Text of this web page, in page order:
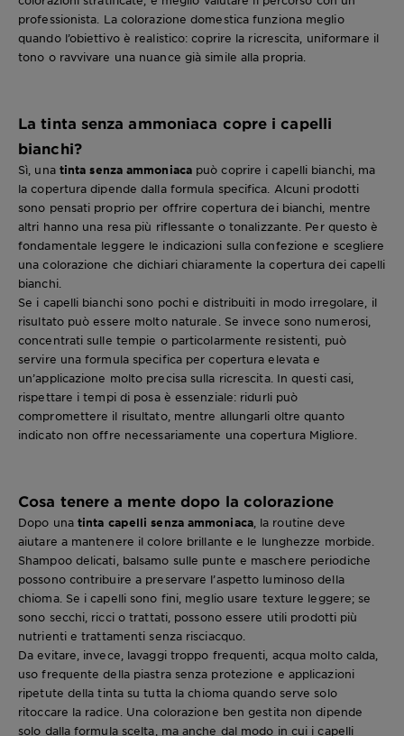
professionista. La colorazione domestica funziona meglio
quando l’obiettivo è realistico: coprire la ricrescita, uniformare il
tono o ravvivare una nuance già simile alla propria.
La tinta senza ammoniaca copre i capelli
bianchi?
Sì, una tinta senza ammoniacapuò coprire i capelli bianchi, ma
la copertura dipende dalla formula specifica. Alcuni prodotti
sono pensati proprio per offrire copertura dei bianchi, mentre
altri hanno una resa più riflessante o tonalizzante. Per questo è
fondamentale leggere le indicazioni sulla confezione e scegliere
una colorazione che dichiari chiaramente la copertura dei capelli
bianchi.
Se i capelli bianchi sono pochi e distribuiti in modo irregolare, il
risultato può essere molto naturale. Se invece sono numerosi,
concentrati sulle tempie o particolarmente resistenti, può
servire una formula specifica per copertura elevata e
un’applicazione molto precisa sulla ricrescita. In questi casi,
rispettare i tempi di posa è essenziale: ridurli può
compromettere il risultato, mentre allungarli oltre quanto
indicato non offre necessariamente una copertura Migliore.
Cosa tenere a mente dopo la colorazione
Dopo una tinta capelli senza ammoniaca, la routine deve
aiutare a mantenere il colore brillante e le lunghezze morbide.
Shampoo delicati, balsamo sulle punte e maschere periodiche
possono contribuire a preservare l’aspetto luminoso della
chioma. Se i capelli sono fini, meglio usare texture leggere; se
sono secchi, ricci o trattati, possono essere utili prodotti più
nutrienti e trattamenti senza risciacquo.
Da evitare, invece, lavaggi troppo frequenti, acqua molto calda,
uso frequente della piastra senza protezione e applicazioni
ripetute della tinta su tutta la chioma quando serve solo
ritoccare la radice. Una colorazione ben gestita non dipende
solo dalla formula scelta, ma anche dal modo in cui i capelli